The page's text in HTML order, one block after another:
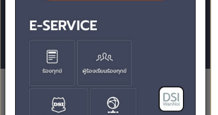
DSI's Officer Intergovt Org